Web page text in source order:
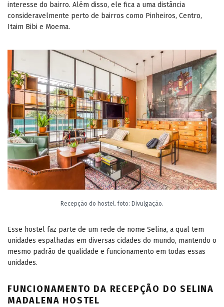
interesse do bairro. Além disso, ele fica a uma distância
consideravelmente perto de bairros como Pinheiros, Centro,
Itaim Bibi e Moema.
Recepção do hostel. foto: Divulgação.
Esse hostel faz parte de um rede de nome Selina, a qual tem
unidades espalhadas em diversas cidades do mundo, mantendo o
mesmo padrão de qualidade e funcionamento em todas essas
unidades.
FUNCIONAMENTO DA RECEPÇÃO DO SELINA
MADALENA HOSTEL